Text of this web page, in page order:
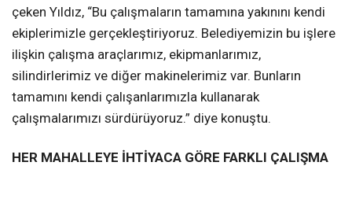
çeken Yıldız, “Bu çalışmaların tamamına yakınını kendi
ekiplerimizle gerçekleştiriyoruz. Belediyemizin bu işlere
ilişkin çalışma araçlarımız, ekipmanlarımız,
silindirlerimiz ve diğer makinelerimiz var. Bunların
tamamını kendi çalışanlarımızla kullanarak
çalışmalarımızı sürdürüyoruz.” diye konuştu.
HER MAHALLEYE İHTİYACA GÖRE FARKLI ÇALIŞMA